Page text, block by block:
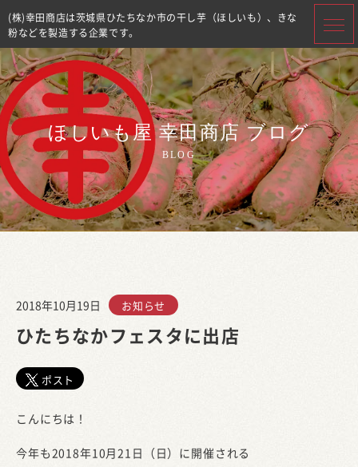
(株)幸田商店は茨城県ひたちなか市の干し芋（ほしいも）、きな
粉などを製造する企業です。
ほしいも屋 幸田商店 ブログ
BLOG
2018年10月19日 お知らせ
ひたちなかフェスタに出店
ポスト
こんにちは！
今年も2018年10月21日（日）に開催される